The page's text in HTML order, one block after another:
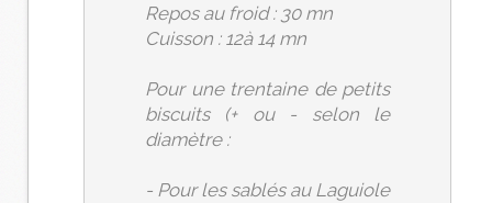
Repos au froid : 30 mn
Cuisson : 12à 14 mn
Pour une trentaine de petits
biscuits (+ ou - selon le
diamètre :
- Pour les sablés au Laguiole